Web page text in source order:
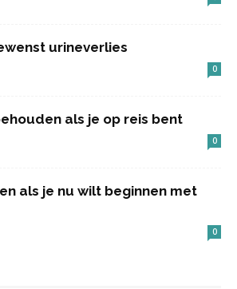
urineverlies
0
als je op reis bent
0
als je nu wilt beginnen met
0